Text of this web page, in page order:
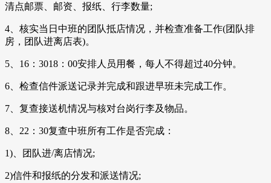
清点邮票、邮资、报纸、行李数量;
4、核实当日中班的团队抵店情况，并检查准备工作(团队排
房，团队进离店表)。
5、16：3018：00安排人员用餐，每人不得超过40分钟。
6、检查信件派送记录并完成和跟进早班未完成工作。
7、复查接送机情况与核对台岗行李及物品。
8、22：30复查中班所有工作是否完成：
1)、团队进/离店情况;
2)信件和报纸的分发和派送情况;